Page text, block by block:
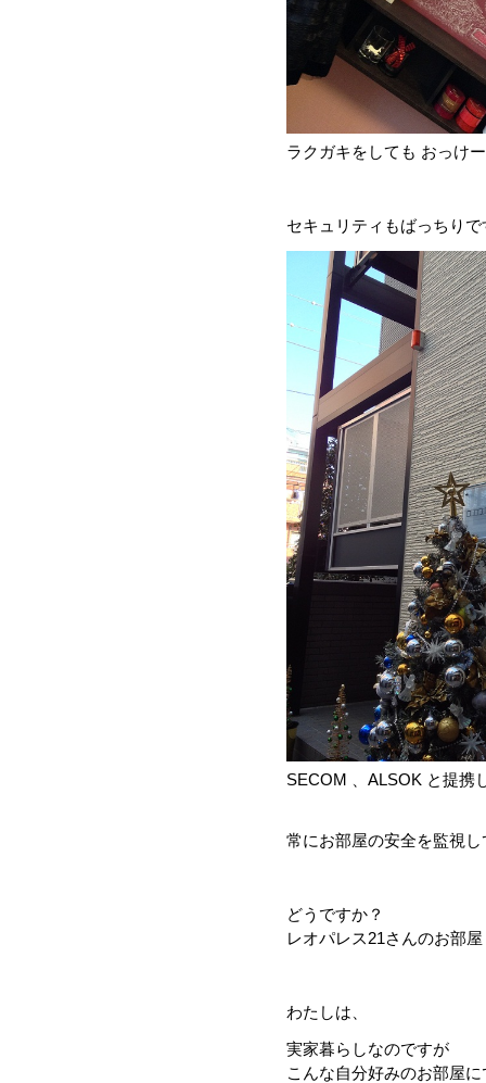
ラクガキをしても おっけ
セキュリティもばっちりで
SECOM 、ALSOK と提携
常にお部屋の安全を監視
どうですか？
レオパレス21さんのお部屋
わたしは、
実家暮らしなのですが
こんな自分好みのお部屋に